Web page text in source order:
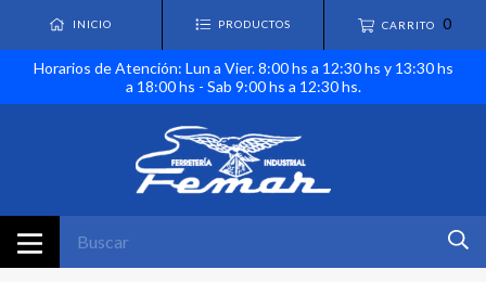
INICIO PRODUCTOS CARRITO 0
Horarios de Atención: Lun a Vier. 8:00 hs a 12:30 hs y 13:30 hs
a 18:00 hs - Sab 9:00 hs a 12:30 hs.